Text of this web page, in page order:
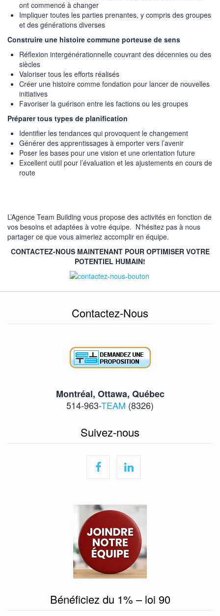
ont commencé à changer
Impliquer toutes les parties prenantes, y compris des groupes
et des générations diverses
Construire une histoire commune porteuse de sens
Réflexion intergénérationnelle couvrant des décennies ou des
siècles
Valoriser tous les efforts réalisés
Créer une histoire comme fondation pour lancer de nouvelles
initiatives
Favoriser la guérison entre les factions ou les groupes
Préparer tous types de planification
Identifier les tendances qui provoquent le changement
Générer des apprentissages à emporter vers l’avenir
Poser les bases pour une vision et une orientation future
Excellent outil pour l’évaluation et les ajustements en cours de
route
L’Agence Team Building vous propose des activités en fonction de
vos besoins et adaptées à votre équipe. N'hésitez pas à nous
partager ce que vous aimeriez accomplir en équipe.
CONTACTEZ-NOUS MAINTENANT POUR OPTIMISER VOTRE
POTENTIEL HUMAIN!
Contactez-Nous
Montréal, Ottawa, Québec
514-963-TEAM (8326)
Suivez-nous
Bénéficiez du 1% – loi 90